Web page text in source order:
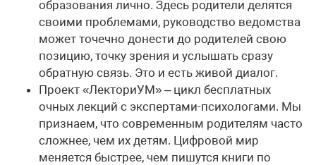
образования лично. Здесь родители делятся
своими проблемами, руководство ведомства
может точечно донести до родителей свою
позицию, точку зрения и услышать сразу
обратную связь. Это и есть живой диалог.
Проект «ЛекториУМ» – цикл бесплатных
очных лекций с экспертами-психологами. Мы
признаем, что современным родителям часто
сложнее, чем их детям. Цифровой мир
меняется быстрее, чем пишутся книги по